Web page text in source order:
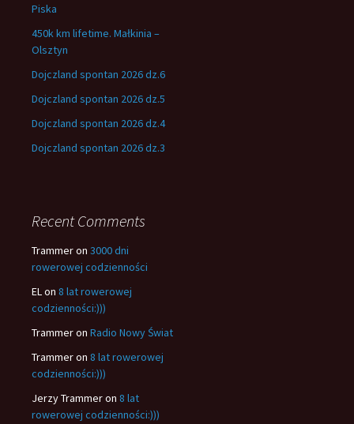
Piska
450k km lifetime. Małkinia –
Olsztyn
Dojczland spontan 2026 dz.6
Dojczland spontan 2026 dz.5
Dojczland spontan 2026 dz.4
Dojczland spontan 2026 dz.3
Recent Comments
Trammeron 3000 dni
rowerowej codzienności
ELon 8 lat rowerowej
codzienności:)))
Trammeron Radio Nowy Świat
Trammeron 8 lat rowerowej
codzienności:)))
Jerzy Trammeron 8 lat
rowerowej codzienności:)))